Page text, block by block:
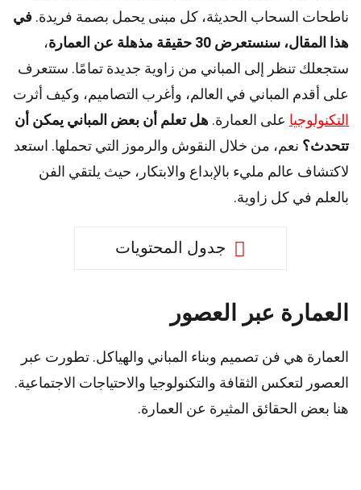
ناطحات السحاب الحديثة، كل مبنى يحمل بصمة فريدة. في
هذا المقال، سنستعرض 30 حقيقة مذهلة عن العمارة
،
ستجعلك تنظر إلى المباني من زاوية جديدة تمامًا. ستتعرف
على أقدم المباني في العالم، وأغرب التصاميم، وكيف أثرت
التكنولوجيا على العمارة. هل تعلم أن بعض المباني يمكن أن
تتحدث؟ نعم، من خلال النقوش والرموز التي تحملها. استعد
لاكتشاف عالم مليء بالإبداع والابتكار، حيث يلتقي الفن
بالعلم في كل زاوية.
جدول المحتويات
العمارة عبر العصور
العمارة هي فن تصميم وبناء المباني والهياكل. تطورت عبر
العصور لتعكس الثقافة والتكنولوجيا والاحتياجات الاجتماعية.
هنا بعض الحقائق المثيرة عن العمارة.